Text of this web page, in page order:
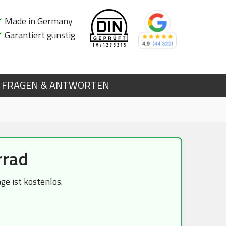
Made in Germany
Garantiert günstig
FRAGEN & ANTWORTEN
ist kostenlos.